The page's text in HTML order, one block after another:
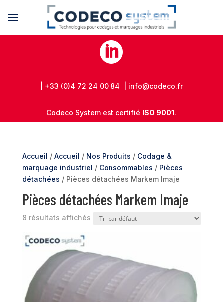

| +33 (0)4 72 24 00 84 | info@codeco.fr
Codeco System est certifié ISO 9001.
Accueil / Accueil / Nos Produits / Codage &
marquage industriel / Consommables / Pièces
détachées / Pièces détachées Markem Imaje
Pièces détachées Markem Imaje
8 résultats affichés